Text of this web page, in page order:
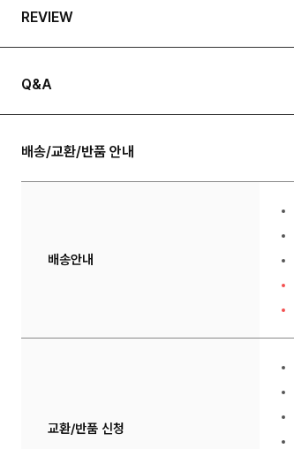
REVIEW
Q&A
배송/교환/반품 안내
배송안내
교환/반품 신청